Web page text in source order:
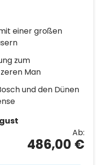
einer großen
zum
Man
und den Dünen
Ab:
486,00 €